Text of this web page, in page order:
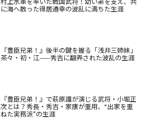
に海へ散った得居通幸の波乱に満ちた生涯
『豊臣兄弟！』後半の鍵を握る「浅井三姉妹」
茶々・初・江——秀吉に翻弄された波乱の生涯
『豊臣兄弟！』で萩原護が演じる武将・小堀正
次とは？秀長・秀吉・家康が重用、“出家を重
ねた実務派”の生涯